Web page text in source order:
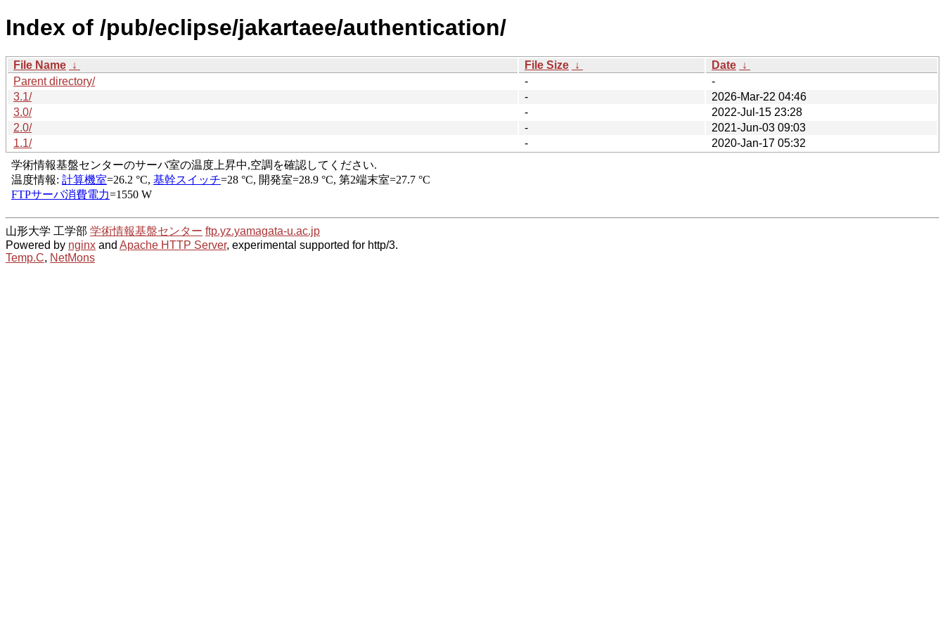
Index of /pub/eclipse/jakartaee/authentication/
File Name ↓ File Size ↓ Date ↓
Parent directory/
-
-
3.1/
-
2026-Mar-22 04:46
3.0/
-
2022-Jul-15 23:28
2.0/
-
2021-Jun-03 09:03
1.1/
- 2020-Jan-17 05:32
山形大学 工学部 学術情報基盤センター ftp.yz.yamagata-u.ac.jp
Powered by nginx and Apache HTTP Server, experimental supported for http/3.
Temp.C, NetMons